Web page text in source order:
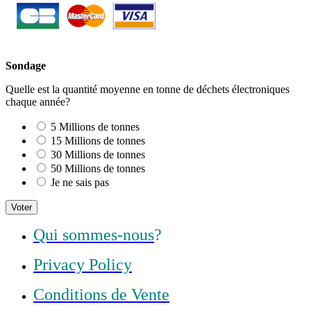
Sondage
Quelle est la quantité moyenne en tonne de déchets électroniques
chaque année?
5 Millions de tonnes
15 Millions de tonnes
30 Millions de tonnes
50 Millions de tonnes
Je ne sais pas
Voter
Qui sommes-nous?
Privacy Policy
Conditions de Vente